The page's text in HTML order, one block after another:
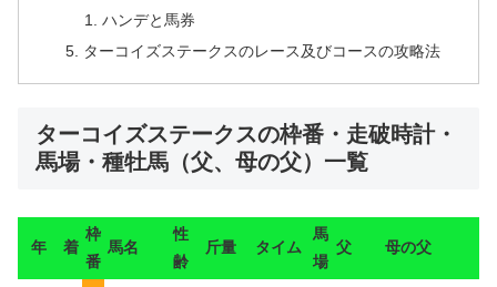
ハンデと馬券
ターコイズステークスのレース及びコースの攻略法
ターコイズステークスの枠番・走破時計・
馬場・種牡馬（父、母の父）一覧
年 着
枠
番
馬名
性
齢
斤量 タイム
馬
場
父 母の父